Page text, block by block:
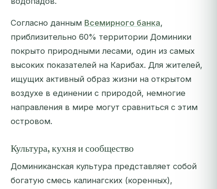
Согласно данным Всемирного банка,
приблизительно 60% территории Доминики
покрыто природными лесами, один из самых
высоких показателей на Карибах. Для жителей,
ищущих активный образ жизни на открытом
воздухе в единении с природой, немногие
направления в мире могут сравниться с этим
островом.
Культура, кухня и сообщество
Доминиканская культура представляет собой
богатую смесь калинагских (коренных),